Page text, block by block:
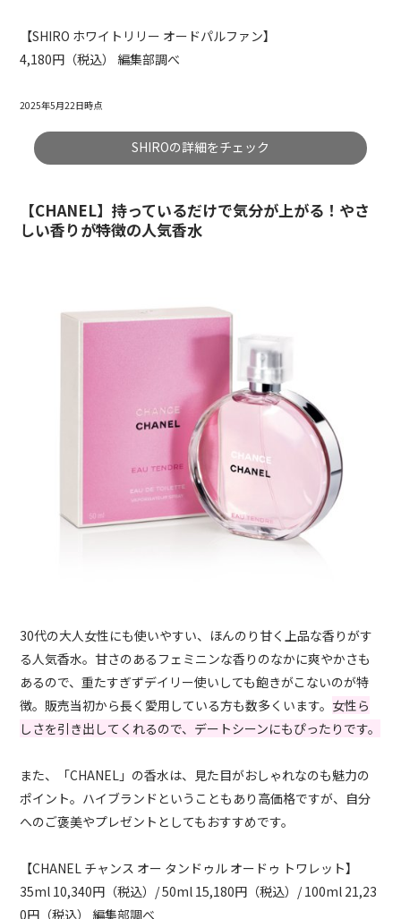
【SHIRO ホワイトリリー オードパルファン】
4,180円（税込） 編集部調べ
2025年5月22日時点
SHIROの詳細をチェック
【CHANEL】持っているだけで気分が上がる！やさ
しい香りが特徴の人気香水
30代の大人女性にも使いやすい、ほんのり甘く上品な香りがす
る人気香水。甘さのあるフェミニンな香りのなかに爽やかさも
あるので、重たすぎずデイリー使いしても飽きがこないのが特
徴。販売当初から長く愛用している方も数多くいます。 女性ら
しさを引き出してくれるので、デートシーンにもぴったりです。
また、「CHANEL」の香水は、見た目がおしゃれなのも魅力の
ポイント。ハイブランドということもあり高価格ですが、自分
へのご褒美やプレゼントとしてもおすすめです。
【CHANEL チャンス オー タンドゥル オードゥ トワレット】
35ml 10,340円（税込）/ 50ml 15,180円（税込）/ 100ml 21,23
0円（税込） 編集部調べ